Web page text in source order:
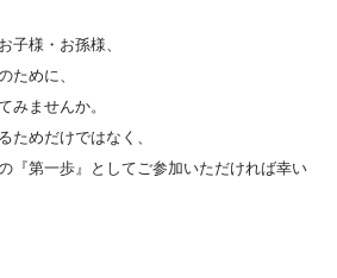
子様・お孫様、
ために、
みませんか。
ためだけではなく、
『第一歩』としてご参加いただければ幸い